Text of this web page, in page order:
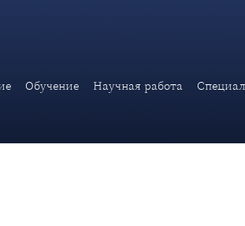
Обучение Научная работа
Федерации С.В.Вершинина изданию